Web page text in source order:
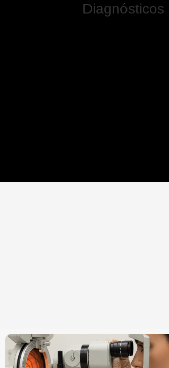
Diagnósticos